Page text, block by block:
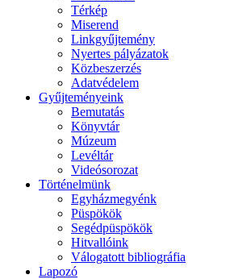
Térkép
Miserend
Linkgyűjtemény
Nyertes pályázatok
Közbeszerzés
Adatvédelem
Gyűjteményeink
Bemutatás
Könyvtár
Múzeum
Levéltár
Videósorozat
Történelmünk
Egyházmegyénk
Püspökök
Segédpüspökök
Hitvallóink
Válogatott bibliográfia
Lapozó